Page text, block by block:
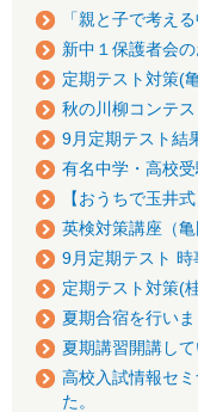
「親と子で考え
新中１保護者会
定期テスト対策(
秋の川柳コンテ
9月定期テスト結
有名中学・高校
【おうちで玉井
英検対策講座（亀
9月定期テスト
定期テスト対策(
夏期合宿を行い
夏期講習開講して
高校入試情報セ
た。